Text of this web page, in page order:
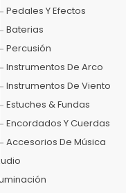
Pedales Y Efectos
Baterias
Percusión
Instrumentos De Arco
Instrumentos De Viento
Estuches & Fundas
Encordados Y Cuerdas
Accesorios De Música